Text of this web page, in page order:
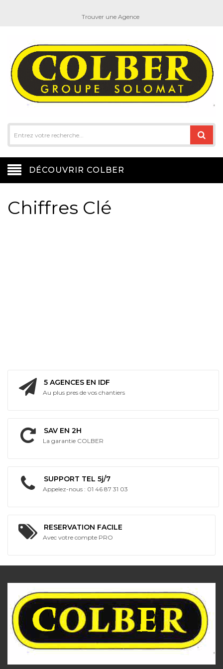
Trouver une Agence
DÉCOUVRIR COLBER
Chiffres Clé
5 AGENCES EN IDF
Au plus pres de vos chantiers
SAV EN 2H
La garantie COLBER
SUPPORT TEL 5j/7
Appelez-nous : 01 46 87 31 03
RESERVATION FACILE
Avec votre compte PRO